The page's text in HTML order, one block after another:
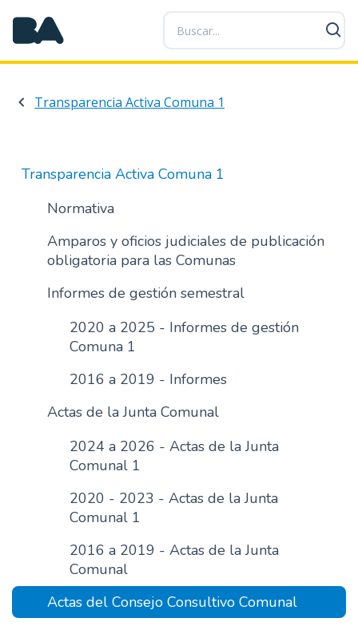
P
a
s
a
a
n
n
i
o
r
n
i
a
Transparencia Activa Comuna 1
Transparencia Activa Comuna 1
Normativa
Amparos y oficios judiciales de publicación
obligatoria para las Comunas
Informes de gestión semestral
2020 a 2025 - Informes de gestión
Comuna 1
2016 a 2019 - Informes
Actas de la Junta Comunal
2024 a 2026 - Actas de la Junta
Comunal 1
2020 - 2023 - Actas de la Junta
Comunal 1
2016 a 2019 - Actas de la Junta
Comunal
Actas del Consejo Consultivo Comunal